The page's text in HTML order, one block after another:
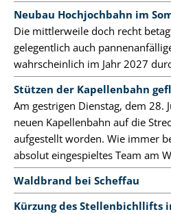
Neubau Hochjochbahn im
Die mittlerweile doch recht
gelegentlich auch
wahrscheinlich im Jahr 2027
Stützen der Kapellenbahn
Am gestrigen Dienstag, dem 28.
neuen Kapellenbahn auf die
aufgestellt worden. Wie immer
absolut eingespieltes Team am
Waldbrand bei Scheffau
Kürzung des Stellenbichllifts